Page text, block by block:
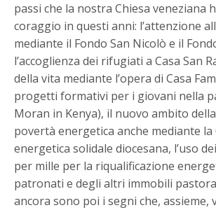
passi che la nostra Chiesa veneziana
coraggio in questi anni: l’attenzione
mediante il Fondo San Nicolò e il
l’accoglienza dei rifugiati a Casa San
della vita mediante l’opera di Casa
progetti formativi per i giovani nella
Moran in Kenya), il nuovo ambito
povertà energetica anche mediante la
energetica solidale diocesana, l’uso
per mille per la riqualificazione
patronati e degli altri immobili
ancora sono poi i segni che, assieme,